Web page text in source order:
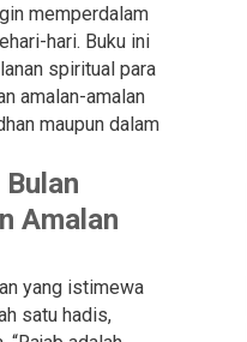
memperdalam
hari. Buku ini
spiritual para
amalan-amalan
maupun dalam
Bulan
Amalan
yang istimewa
satu hadis,